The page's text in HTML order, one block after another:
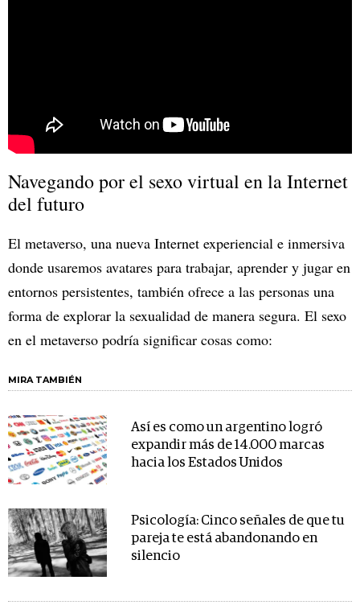
Navegando por el sexo virtual en la Internet
del futuro
El metaverso, una nueva Internet experiencial e inmersiva
donde usaremos avatares para trabajar, aprender y jugar en
entornos persistentes, también ofrece a las personas una
forma de explorar la sexualidad de manera segura. El sexo
en el metaverso podría significar cosas como:
MIRA TAMBIÉN
Así es como un argentino logró
expandir más de 14.000 marcas
hacia los Estados Unidos
Psicología: Cinco señales de que tu
pareja te está abandonando en
silencio